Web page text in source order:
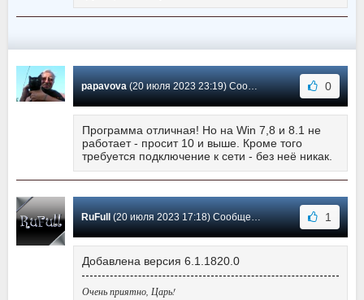
papavova(20 июля 2023 23:19) Сообщение #1 0
Программа отличная! Но на Win 7,8 и 8.1 не
работает - просит 10 и выше. Кроме того
требуется подключение к сети - без неё никак.
RuFull (20 июля 2023 17:18) Сообщение #0 1
Добавлена версия 6.1.1820.0
Очень приятно, Царь!